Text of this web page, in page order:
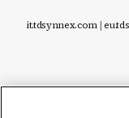
it.tdsynnex.com|